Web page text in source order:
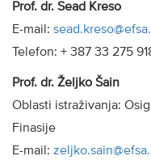
Prof. dr. Sead Kreso
E-mail:
Telefon: + 387 33 275
Prof. dr. Željko Šain
Oblasti istraživanja:
Finasije
E-mail: